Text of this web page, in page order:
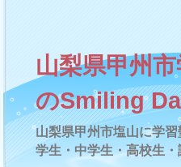
山梨県甲州
のSmiling
山梨県甲州市塩山に学
学生・中学生・高校生・